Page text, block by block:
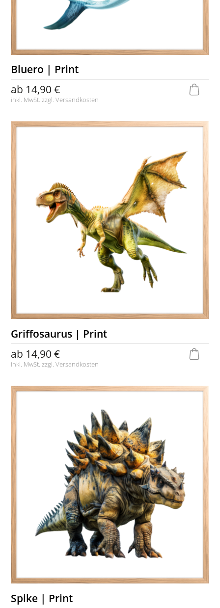
Bluero | Print
ab 14,90 €
inkl. MwSt. zzgl.Versandkosten
Griffosaurus | Print
ab 14,90 €
inkl. MwSt. zzgl.Versandkosten
Spike | Print